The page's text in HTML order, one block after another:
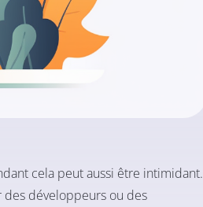
cela peut aussi être intimidant.
des développeurs ou des